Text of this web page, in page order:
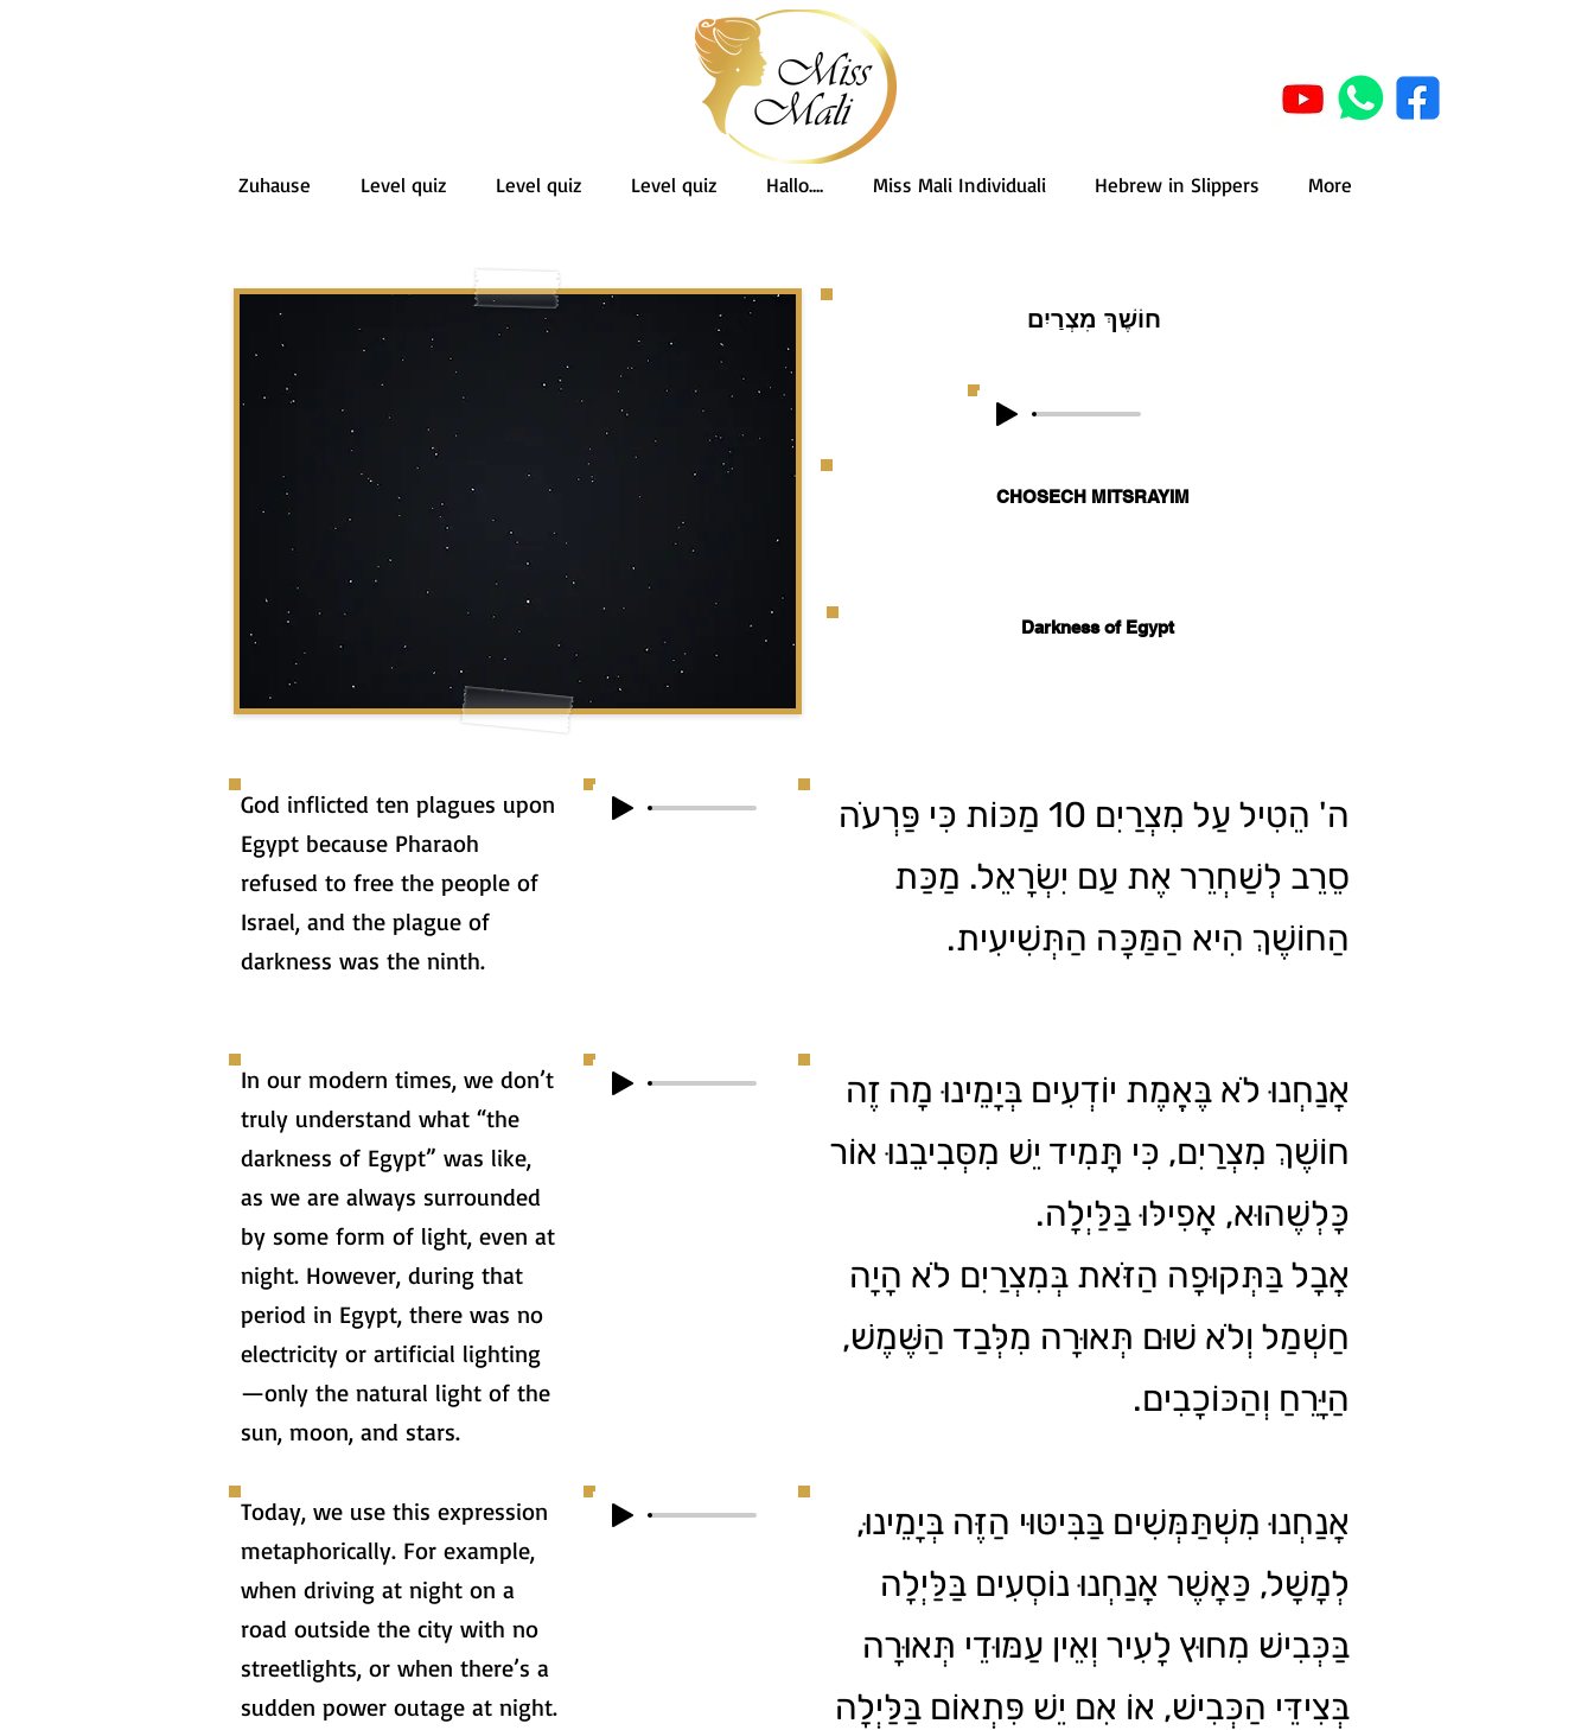
Zuhause Level quiz Level quiz Level quiz Hallo.... Miss Mali Individuali Hebrew in Slippers More
חוֹשֶׁךְ מִצְרַיִם
CHOSECH MITSRAYIM
Darkness of Egypt
God inflicted ten plagues upon
Egypt because Pharaoh
refused to free the people of
Israel, and the plague of
darkness was the ninth.
ה' הֵטִיל עַל מִצְרַיִם 10 מַכּוֹת כִּי פַּרְעֹה
סֵרֵב לְשַׁחְרֵר אֶת עַם יִשְׂרָאֵל. מַכַּת
הַחוֹשֶׁךְ הִיא הַמַּכָּה הַתְּשִׁיעִית.
In our modern times, we don’t
truly understand what “the
darkness of Egypt” was like,
as we are always surrounded
by some form of light, even at
night. However, during that
period in Egypt, there was no
electricity or artificial lighting
—only the natural light of the
sun, moon, and stars.
אֲנַחְנוּ לֹא בֶּאֱמֶת יוֹדְעִים בְּיָמֵינוּ מָה זֶה
חוֹשֶׁךְ מִצְרַיִם, כִּי תָּמִיד יֵשׁ מִסְּבִיבֵנוּ אוֹר
כָּלְשֶׁהוּא, אֲפִילּוּ בַּלַּיְלָה.
אֲבָל בַּתְּקוּפָה הַזֹּאת בְּמִצְרַיִם לֹא הָיָה
חַשְׁמַל וְלֹא שׁוּם תְּאוּרָה מִלְּבַד הַשֶּׁמֶשׁ,
הַיָּרֵחַ וְהַכּוֹכָבִים.
Today, we use this expression
metaphorically. For example,
when driving at night on a
road outside the city with no
streetlights, or when there’s a
sudden power outage at night.
אֲנַחְנוּ מִשְׁתַּמְּשִׁים בַּבִּיטּוּי הַזֶּה בְּיָמֵינוּ,
לְמָשָׁל, כַּאֲשֶׁר אֲנַחְנוּ נוֹסְעִים בַּלַּיְלָה
בַּכְּבִישׁ מִחוּץ לָעִיר וְאֵין עַמּוּדֵי תְּאוּרָה
בְּצִידֵּי הַכְּבִישׁ, אוֹ אִם יֵשׁ פִּתְאוֹם בַּלַּיְלָה